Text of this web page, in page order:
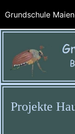
Projekte
Grundschule